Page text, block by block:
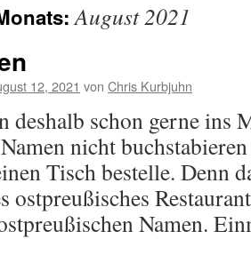
August 2021
12, 2021 von Chris Kurbjuhn
deshalb schon gerne ins
nicht
Tisch bestelle. Denn
ostpreußisches
Namen.